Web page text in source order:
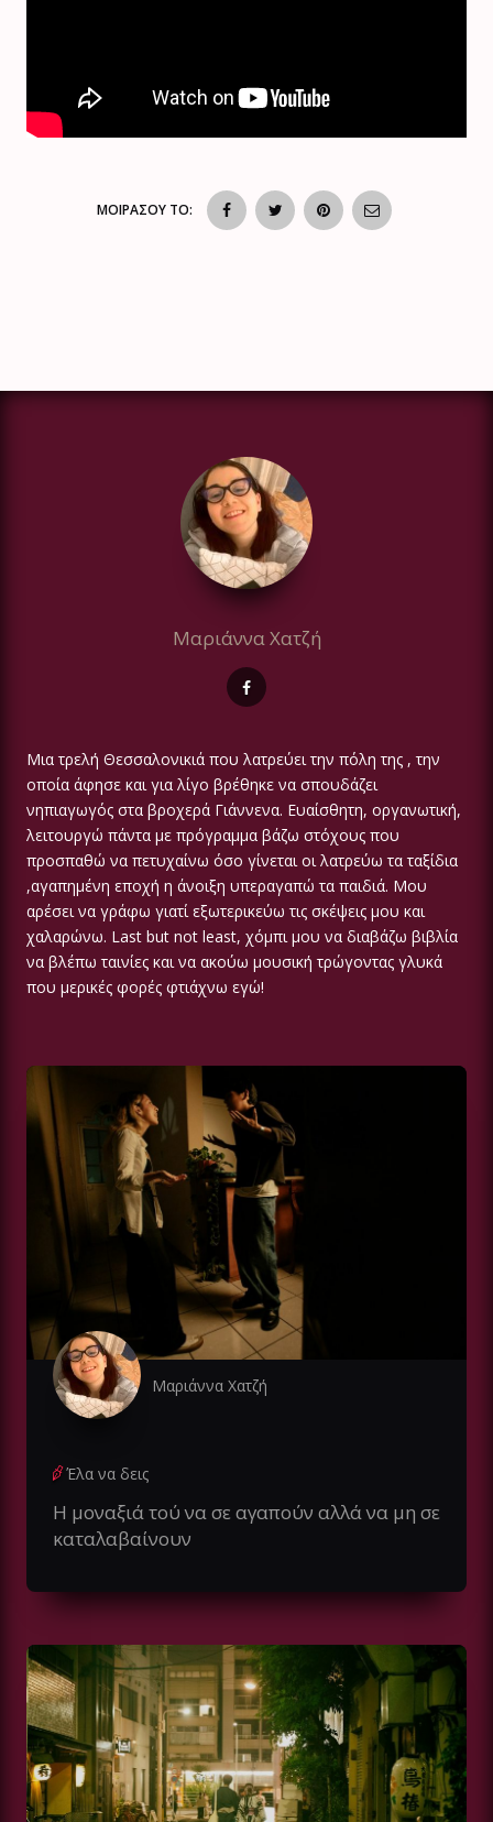
ΜΟΙΡΑΣΟΥ ΤΟ:
Μαριάννα Χατζή
Μια τρελή Θεσσαλονικιά που λατρεύει την πόλη της , την
οποία άφησε και για λίγο βρέθηκε να σπουδάζει
νηπιαγωγός στα βροχερά Γιάννενα. Ευαίσθητη, οργανωτική,
λειτουργώ πάντα με πρόγραμμα βάζω στόχους που
προσπαθώ να πετυχαίνω όσο γίνεται οι λατρεύω τα ταξίδια
,αγαπημένη εποχή η άνοιξη υπεραγαπώ τα παιδιά. Μου
αρέσει να γράφω γιατί εξωτερικεύω τις σκέψεις μου και
χαλαρώνω. Last but not least, χόμπι μου να διαβάζω βιβλία
να βλέπω ταινίες και να ακούω μουσική τρώγοντας γλυκά
που μερικές φορές φτιάχνω εγώ!
Μαριάννα Χατζή
Έλα να δεις
Η μοναξιά τού να σε αγαπούν αλλά να μη σε
καταλαβαίνουν